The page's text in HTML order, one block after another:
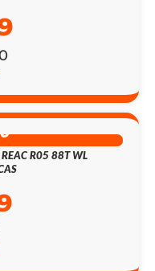
R05 88T WL